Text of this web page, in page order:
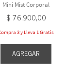
Mini Mist Corporal
$ 76.900,00
3 y Lleva 1 Gratis
AGREGAR